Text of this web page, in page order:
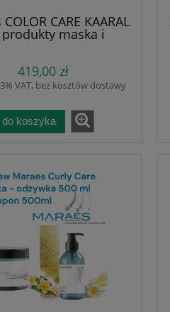
CARE KAARAL
produkty maska i
po 500 ml, serum
Włosów
Ochrona
dla włosów i
Naturalne olejki,
włosów.
419,00 zł
VAT, bez kosztów dostawy
do koszyka